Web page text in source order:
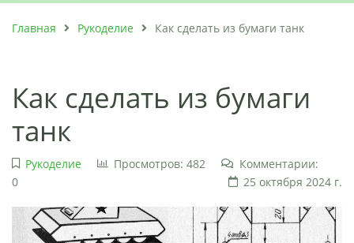
Главная Рукоделие Как сделать из бумаги танк
Как сделать из бумаги
танк
Рукоделие Просмотров: 482
Комментарии:
0
25 октября 2024 г.